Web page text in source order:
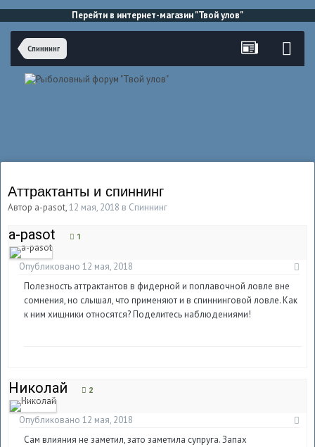
Перейти в интернет-магазин "Твой улов"
Спиннинг
Аттрактанты и спиннинг
Автор a-pasot,12 мая, 2018 в Спиннинг
a-pasot 1
Опубликовано 12 мая, 2018
Полезность аттрактантов в фидерной и поплавочной ловле вне
сомнения, но слышал, что применяют и в спиннинговой ловле. Как
к ним хищники относятся? Поделитесь наблюдениями!
Николай 2
Опубликовано 12 мая, 2018
Сам влияния не заметил, зато заметила супруга. Запах